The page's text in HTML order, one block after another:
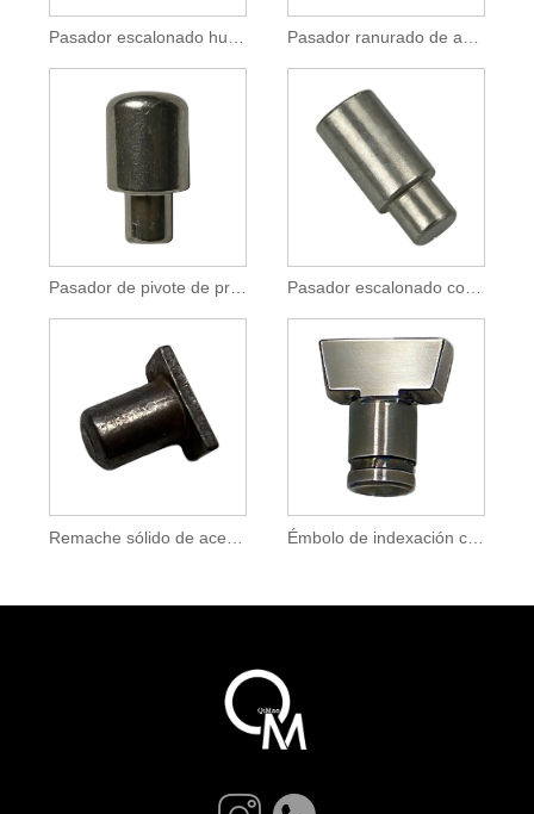
Pasador de pivote de precisión de rumbo frío para ensamblaje de bocina automotriz